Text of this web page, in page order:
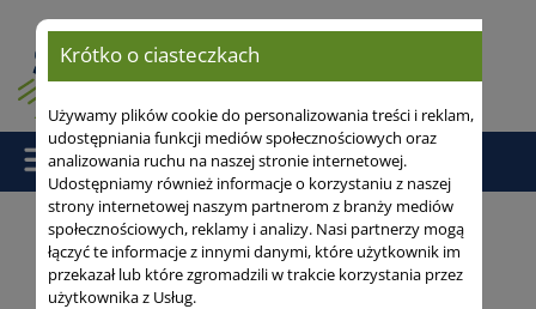
Strona główna/Odmiany/ Zboża populacyjne/ Pszenica
przewódkowa
Krótko o ciasteczkach
Używamy plików cookie do personalizowania treści i reklam,
udostępniania funkcji mediów społecznościowych oraz
analizowania ruchu na naszej stronie internetowej.
Udostępniamy również informacje o korzystaniu z naszej
strony internetowej naszym partnerom z branży mediów
społecznościowych, reklamy i analizy. Nasi partnerzy mogą
łączyć te informacje z innymi danymi, które użytkownik im
przekazał lub które zgromadzili w trakcie korzystania przez
użytkownika z Usług.